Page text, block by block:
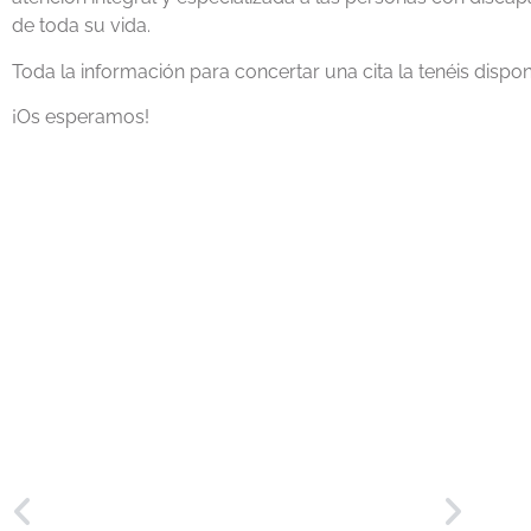
de toda su vida.
Toda la información para concertar una cita la tenéis
¡Os esperamos!